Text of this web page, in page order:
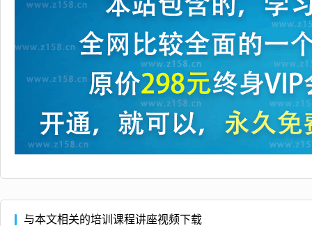
与本文相关的培训课程讲座视频下载